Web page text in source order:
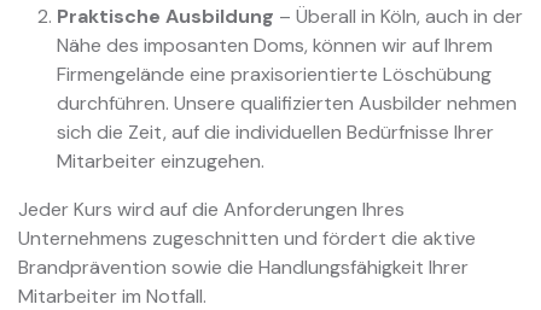
Praktische Ausbildung – Überall in Köln, auch in der
Nähe des imposanten Doms, können wir auf Ihrem
Firmengelände eine praxisorientierte Löschübung
durchführen. Unsere qualifizierten Ausbilder nehmen
sich die Zeit, auf die individuellen Bedürfnisse Ihrer
Mitarbeiter einzugehen.
Jeder Kurs wird auf die Anforderungen Ihres
Unternehmens zugeschnitten und fördert die aktive
Brandprävention sowie die Handlungsfähigkeit Ihrer
Mitarbeiter im Notfall.